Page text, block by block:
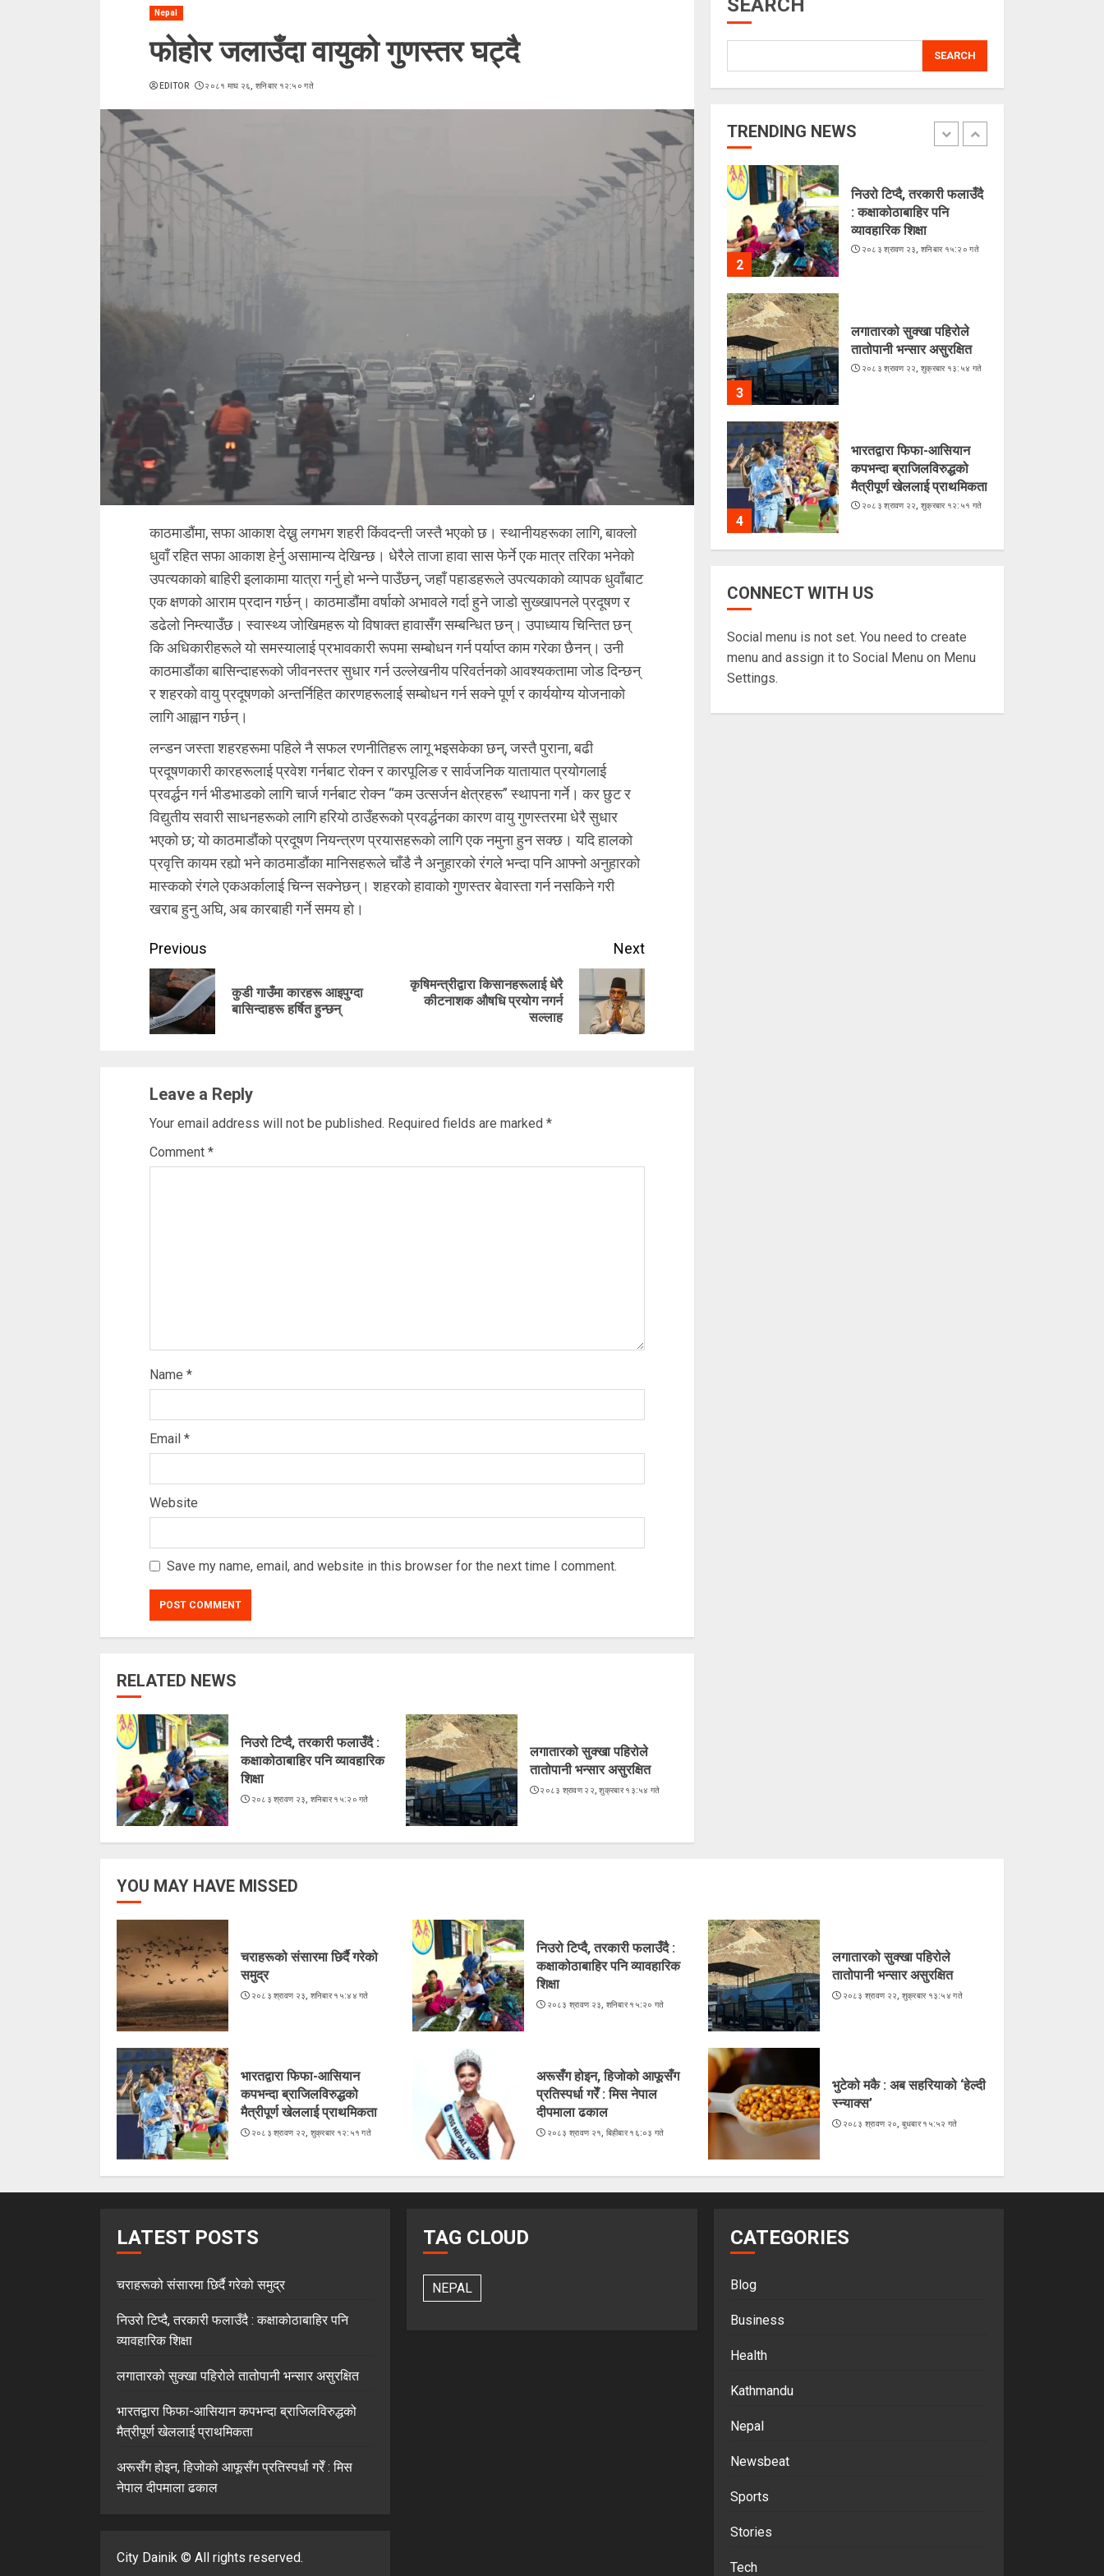
Nepal
फोहोर जलाउँदा वायुको गुणस्तर घट्दै
EDITOR २०८१ माघ २६, शनिबार १२:५० गते
काठमाडौंमा, सफा आकाश देख्नु लगभग शहरी किंवदन्ती जस्तै भएको छ। स्थानीयहरूका लागि, बाक्लो
धुवाँ रहित सफा आकाश हेर्नु असामान्य देखिन्छ। धेरैले ताजा हावा सास फेर्ने एक मात्र तरिका भनेको
उपत्यकाको बाहिरी इलाकामा यात्रा गर्नु हो भन्ने पाउँछन्, जहाँ पहाडहरूले उपत्यकाको व्यापक धुवाँबाट
एक क्षणको आराम प्रदान गर्छन्। काठमाडौंमा वर्षाको अभावले गर्दा हुने जाडो सुख्खापनले प्रदूषण र
डढेलो निम्त्याउँछ। स्वास्थ्य जोखिमहरू यो विषाक्त हावासँग सम्बन्धित छन्। उपाध्याय चिन्तित छन्
कि अधिकारीहरूले यो समस्यालाई प्रभावकारी रूपमा सम्बोधन गर्न पर्याप्त काम गरेका छैनन्। उनी
काठमाडौंका बासिन्दाहरूको जीवनस्तर सुधार गर्न उल्लेखनीय परिवर्तनको आवश्यकतामा जोड दिन्छन्
र शहरको वायु प्रदूषणको अन्तर्निहित कारणहरूलाई सम्बोधन गर्न सक्ने पूर्ण र कार्ययोग्य योजनाको
लागि आह्वान गर्छन्।
लन्डन जस्ता शहरहरूमा पहिले नै सफल रणनीतिहरू लागू भइसकेका छन्, जस्तै पुराना, बढी
प्रदूषणकारी कारहरूलाई प्रवेश गर्नबाट रोक्न र कारपूलिङ र सार्वजनिक यातायात प्रयोगलाई
प्रवर्द्धन गर्न भीडभाडको लागि चार्ज गर्नबाट रोक्न “कम उत्सर्जन क्षेत्रहरू” स्थापना गर्ने। कर छुट र
विद्युतीय सवारी साधनहरूको लागि हरियो ठाउँहरूको प्रवर्द्धनका कारण वायु गुणस्तरमा धेरै सुधार
भएको छ; यो काठमाडौंको प्रदूषण नियन्त्रण प्रयासहरूको लागि एक नमुना हुन सक्छ। यदि हालको
प्रवृत्ति कायम रह्यो भने काठमाडौंका मानिसहरूले चाँडै नै अनुहारको रंगले भन्दा पनि आफ्नो अनुहारको
मास्कको रंगले एकअर्कालाई चिन्न सक्नेछन्। शहरको हावाको गुणस्तर बेवास्ता गर्न नसकिने गरी
खराब हुनु अघि, अब कारबाही गर्ने समय हो।
Continue
Reading
Previous
Previous
कुडी गाउँमा कारहरू आइपुग्दा
बासिन्दाहरू हर्षित हुन्छन्
Next
Next
कृषिमन्त्रीद्वारा किसानहरूलाई धेरै
कीटनाशक औषधि प्रयोग नगर्न
सल्लाह
Leave a Reply
Your email address will not be published. Required fields are marked *
Comment *
Name *
Email *
Website
Save my name, email, and website in this browser for the next time I comment.
RELATED NEWS
निउरो टिप्दै, तरकारी फलाउँदै :
कक्षाकोठाबाहिर पनि व्यावहारिक
शिक्षा
२०८३ श्रावण २३, शनिबार १५:२० गते
लगातारको सुक्खा पहिरोले
तातोपानी भन्सार असुरक्षित
२०८३ श्रावण २२, शुक्रबार १३:५४ गते
SEARCH
SEARCH
TRENDING NEWS
5
1
चराहरूको संसारमा छिर्दै
2
निउरो टिप्दै, तरकारी फलाउँदै
: कक्षाकोठाबाहिर पनि
व्यावहारिक शिक्षा
२०८३ श्रावण २३, शनिबार १५:२० गते
3
लगातारको सुक्खा पहिरोले
तातोपानी भन्सार असुरक्षित
२०८३ श्रावण २२, शुक्रबार १३:५४ गते
4
भारतद्वारा फिफा-आसियान
कपभन्दा ब्राजिलविरुद्धको
मैत्रीपूर्ण खेललाई प्राथमिकता
२०८३ श्रावण २२, शुक्रबार १२:५१ गते
आफूसँग प्रतिस्पर्धा गरेँ : मिस
२०८३ श्रावण २१, बिहीबार १६:०३ गते
चराहरूको संसारमा छिर्दै
CONNECT WITH US
Social menu is not set. You need to create
menu and assign it to Social Menu on Menu
Settings.
YOU MAY HAVE MISSED
चराहरूको संसारमा छिर्दै गरेको
समुद्र
२०८३ श्रावण २३, शनिबार १५:४४ गते
निउरो टिप्दै, तरकारी फलाउँदै :
कक्षाकोठाबाहिर पनि व्यावहारिक
शिक्षा
२०८३ श्रावण २३, शनिबार १५:२० गते
लगातारको सुक्खा पहिरोले
तातोपानी भन्सार असुरक्षित
२०८३ श्रावण २२, शुक्रबार १३:५४ गते
भारतद्वारा फिफा-आसियान
कपभन्दा ब्राजिलविरुद्धको
मैत्रीपूर्ण खेललाई प्राथमिकता
२०८३ श्रावण २२, शुक्रबार १२:५१ गते
अरूसँग होइन, हिजोको आफूसँग
प्रतिस्पर्धा गरेँ : मिस नेपाल
दीपमाला ढकाल
२०८३ श्रावण २१, बिहीबार १६:०३ गते
भुटेको मकै : अब सहरियाको ‘हेल्दी
स्न्याक्स’
२०८३ श्रावण २०, बुधबार १५:५२ गते
LATEST POSTS
चराहरूको संसारमा छिर्दै गरेको समुद्र
निउरो टिप्दै, तरकारी फलाउँदै : कक्षाकोठाबाहिर पनि
व्यावहारिक शिक्षा
लगातारको सुक्खा पहिरोले तातोपानी भन्सार असुरक्षित
भारतद्वारा फिफा-आसियान कपभन्दा ब्राजिलविरुद्धको
मैत्रीपूर्ण खेललाई प्राथमिकता
अरूसँग होइन, हिजोको आफूसँग प्रतिस्पर्धा गरेँ : मिस
नेपाल दीपमाला ढकाल
City Dainik © All rights reserved.
TAG CLOUD
NEPAL
CATEGORIES
Blog
Business
Health
Kathmandu
Nepal
Newsbeat
Sports
Stories
Tech